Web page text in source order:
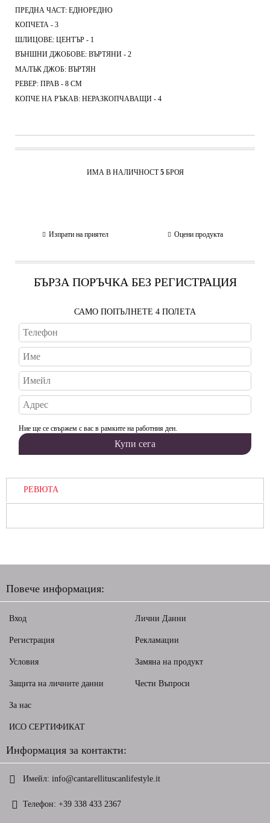
ПРЕДНА ЧАСТ: ЕДНОРЕДНО
КОПЧЕТА - 3
ШЛИЦОВЕ: ЦЕНТЪР - 1
ВЪНШНИ ДЖОБОВЕ: ВЪРТЯНИ - 2
МАЛЪК ДЖОБ: ВЪРТЯН
РЕВЕР: ПРАВ - 8 СМ
КОПЧЕ НА РЪКАВ: НЕРАЗКОПЧАВАЩИ - 4
ИМА В НАЛИЧНОСТ5БРОЯ
Изпрати на приятел Оцени продукта
БЪРЗА ПОРЪЧКА БЕЗ РЕГИСТРАЦИЯ
САМО ПОПЪЛНЕТЕ 4 ПОЛЕТА
Ние ще се свържем с вас в рамките на работния ден.
РЕВЮТА
Повече информация:
Вход
Регистрация
Условия
Защита на личните данни
Лични Данни
Рекламации
Замяна на продукт
Чести Въпроси
За нас
ИСО СЕРТИФИКАТ
Информация за контакти:
Имейл: info@cantarellituscanlifestyle.it
Телефон: +39 338 433 2367